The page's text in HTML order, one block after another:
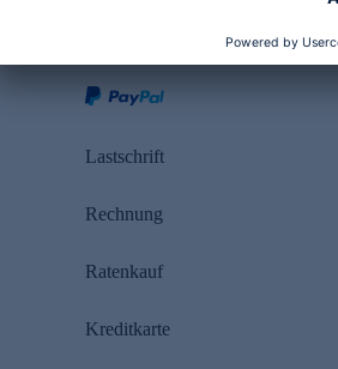
Lastschrift
Rechnung
Ratenkauf
Kreditkarte